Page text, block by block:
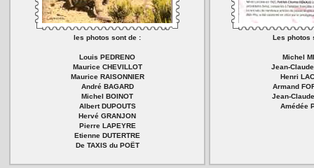
les photos sont de :
Louis PEDRENO
Maurice CHEVILLOT
Maurice RAISONNIER
André BAGARD
Michel BOINOT
Albert DUPOUTS
Hervé GRANJON
Pierre LAPEYRE
Etienne DUTERTRE
De TAXIS du POËT
Les photos
Michel
Jean-
Henri
Armand
Jean-
Amédée